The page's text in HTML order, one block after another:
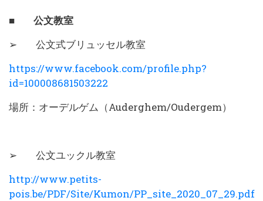
■ 公文教室
➢ 公文式ブリュッセル教室
https://www.facebook.com/profile.php?
id=100008681503222
場所：オーデルゲム（Auderghem/Oudergem）
➢ 公文ユックル教室
http://www.petits-
pois.be/PDF/Site/Kumon/